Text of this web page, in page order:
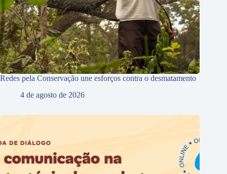
Redes pela Conservação une esforços contra o desmatamento
4 de agosto de 2026